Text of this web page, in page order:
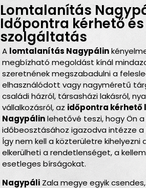
Lomtalanítás
Időpontra kérhető
szolgáltatás
A lomtalanítás Nagypálin
megbízható megoldást kínál
szeretnének megszabadulni a
elhasználódott vagy nagyméretű
családi házról, társasházi lakásról,
vállalkozásról, az időpontra
Nagypálinlehetővé teszi, hogy Ön
időbeosztásához igazodva intézze
Így nem kell a közterületre kihelyezni
elkerülheti a rendetlenséget, a
esetleges bírságokat.
Nagypáli Zala megye egyik